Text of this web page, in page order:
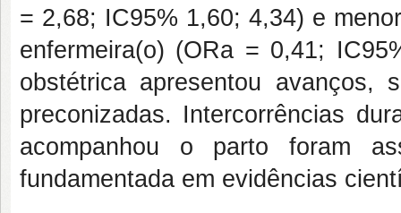
= 2,68; IC95% 1,60; 4,34) e
enfermeira(o) (ORa = 0,41;
obstétrica apresentou avanços,
preconizadas. Intercorrências
acompanhou o parto foram
fundamentada em evidências